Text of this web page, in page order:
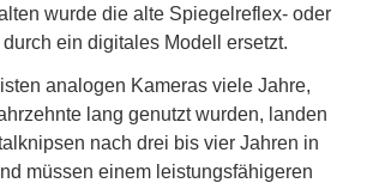
wurde die alte Spiegelreflex- oder
ein digitales Modell ersetzt.
analogen Kameras viele Jahre,
lang genutzt wurden, landen
nach drei bis vier Jahren in
müssen einem leistungsfähigeren